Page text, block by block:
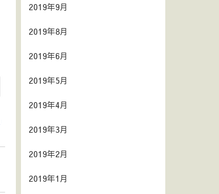
2019年9月
2019年8月
2019年6月
2019年5月
2019年4月
2019年3月
2019年2月
2019年1月